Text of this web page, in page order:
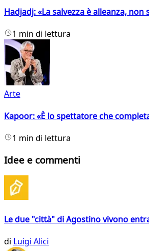
Hadjadj: «La salvezza è alleanza, non
1 min di lettura
Arte
Kapoor: «È lo spettatore che
1 min di lettura
Idee e commenti
Le due "città" di Agostino vivono
di Luigi Alici